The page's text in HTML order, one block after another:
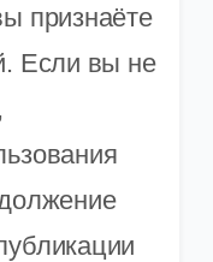
признаёте
Если вы не